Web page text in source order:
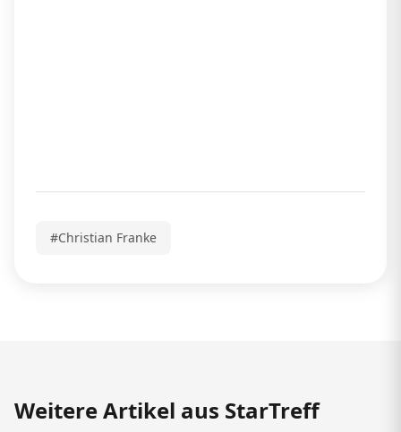
#Christian Franke
Weitere Artikel aus StarTreff